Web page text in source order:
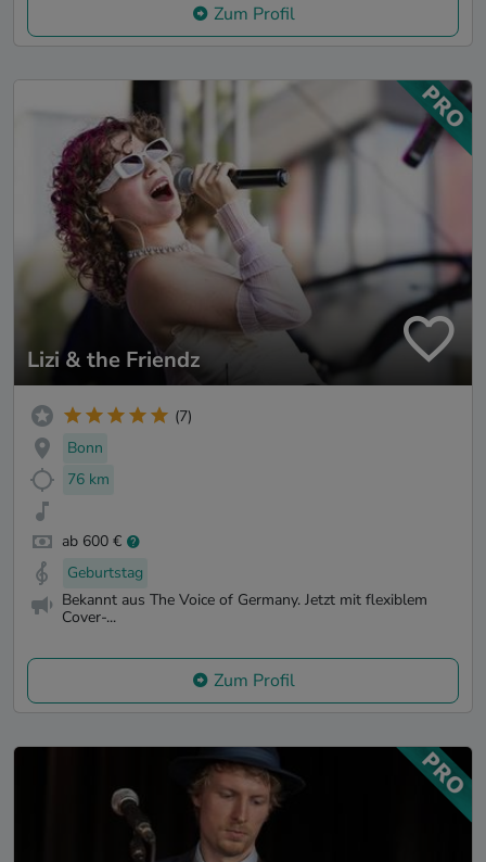
Zum Profil
Lizi & the Friendz
(7)
Bonn
76 km
ab 600 €
Geburtstag
Bekannt aus The Voice of Germany. Jetzt mit flexiblem
Cover-...
Zum Profil